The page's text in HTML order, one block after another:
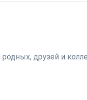
друзей и